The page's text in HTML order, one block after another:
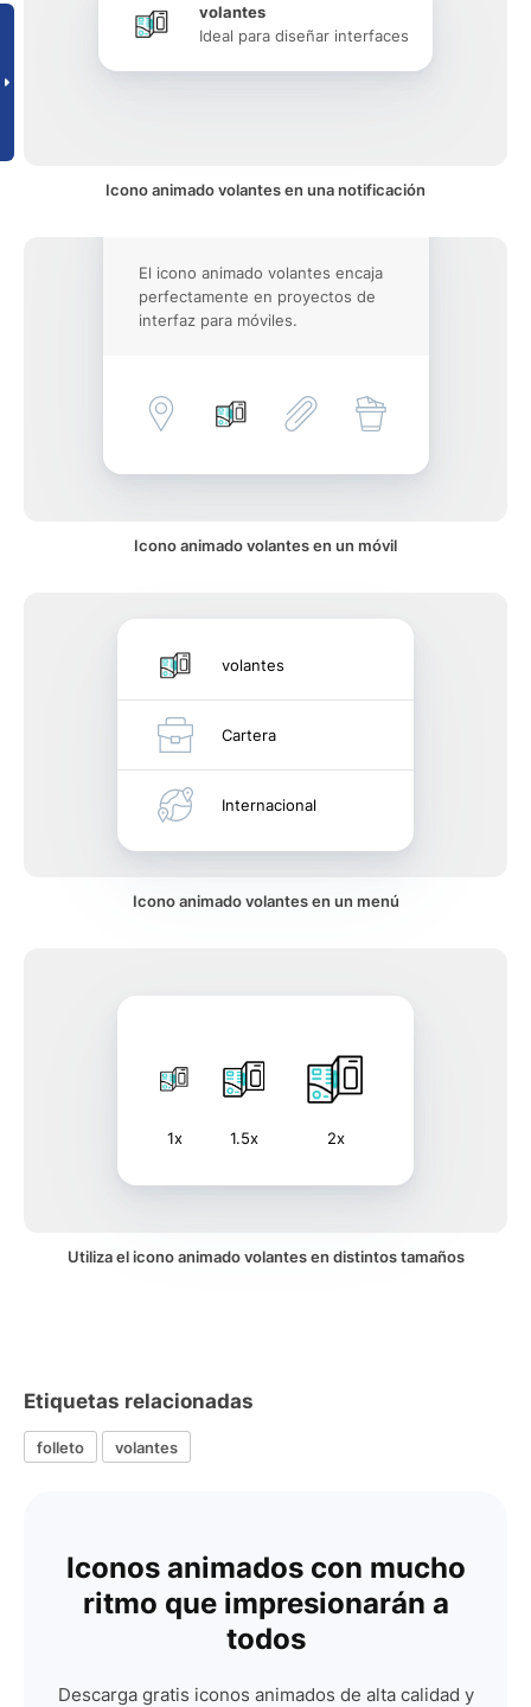
volantes
Ideal para diseñar interfaces
Icono animado volantes en una notificación
El icono animado volantes encaja
perfectamente en proyectos de
interfaz para móviles.
Icono animado volantes en un móvil
volantes
Cartera
Internacional
Icono animado volantes en un menú
1x 1.5x 2x
Utiliza el icono animado volantes en distintos tamaños
Etiquetas relacionadas
folleto volantes
Iconos animados con mucho
ritmo que impresionarán a
todos
Descarga gratis iconos animados de alta calidad y